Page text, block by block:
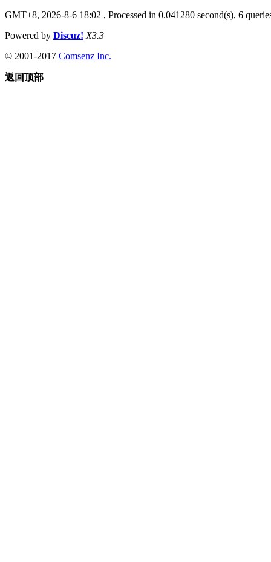
GMT+8, 2026-8-6 18:02 , Processed in 0.041280 second(s), 6
Powered by Discuz! X3.3
© 2001-2017 Comsenz Inc.
返回顶部